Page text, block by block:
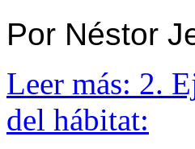
Por Néstor
Leer más: 2.
del hábitat: